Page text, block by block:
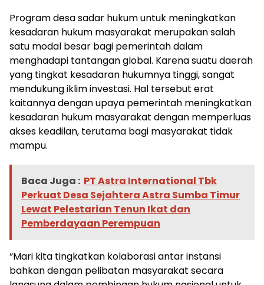
Program desa sadar hukum untuk meningkatkan
kesadaran hukum masyarakat merupakan salah
satu modal besar bagi pemerintah dalam
menghadapi tantangan global. Karena suatu daerah
yang tingkat kesadaran hukumnya tinggi, sangat
mendukung iklim investasi. Hal tersebut erat
kaitannya dengan upaya pemerintah meningkatkan
kesadaran hukum masyarakat dengan memperluas
akses keadilan, terutama bagi masyarakat tidak
mampu.
Baca Juga : PT Astra International Tbk
Perkuat Desa Sejahtera Astra Sumba Timur
Lewat Pelestarian Tenun Ikat dan
Pemberdayaan Perempuan
“Mari kita tingkatkan kolaborasi antar instansi
bahkan dengan pelibatan masyarakat secara